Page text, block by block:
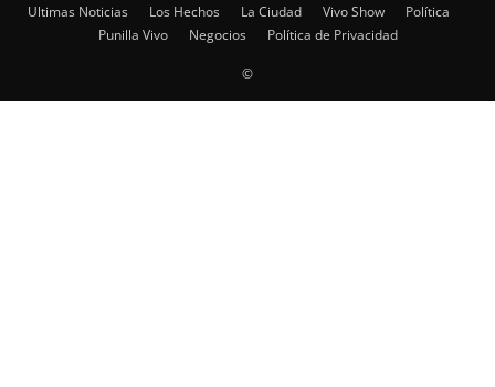
Ultimas Noticias Los Hechos La Ciudad Vivo Show
Política
Punilla Vivo
Negocios Política de Privacidad
©